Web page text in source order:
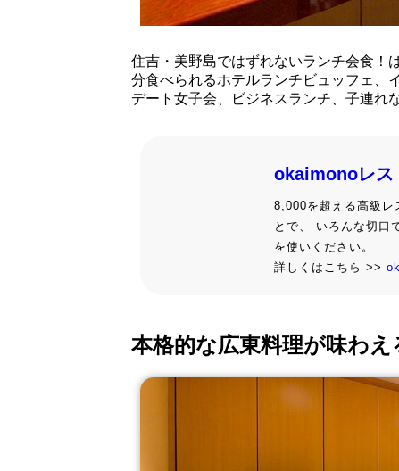
住吉・美野島ではずれないランチ会食！
分食べられるホテルランチビュッフェ、
デート女子会、ビジネスランチ、子連れ
okaimonoレス
8,000を超える高級レ
とで、 いろんな切口
を使いください。
詳しくはこちら >>
本格的な広東料理が味わえ